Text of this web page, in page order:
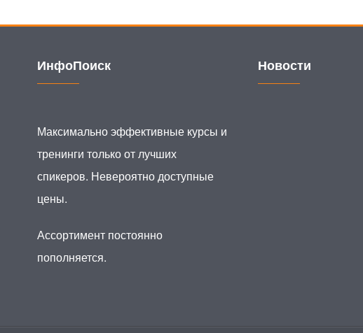
ИнфоПоиск
Максимально эффективные курсы и
тренинги только от лучших
спикеров. Невероятно доступные
цены.
Ассортимент постоянно
пополняется.
Новости